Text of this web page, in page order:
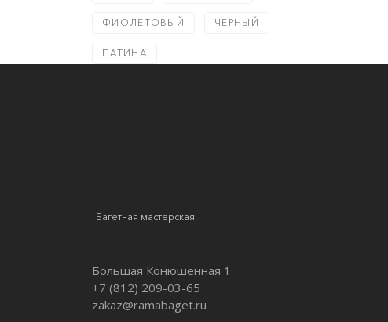
ФИОЛЕТОВЫЙ ЧЕРНЫЙ
ПАТИНА
Багетная мастерская
Большая Конюшенная 1
+7 (812) 209-03-65
zakaz@ramabaget.ru